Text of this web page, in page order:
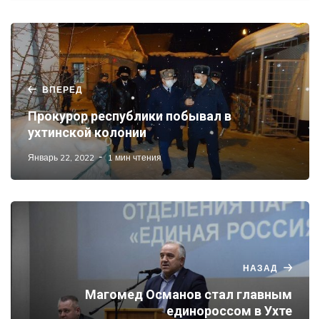
ВПЕРЕД
Прокурор республики побывал в
ухтинской колонии
Январь 22, 2022 1 мин чтения
НАЗАД
Магомед Османов стал главным
единороссом в Ухте